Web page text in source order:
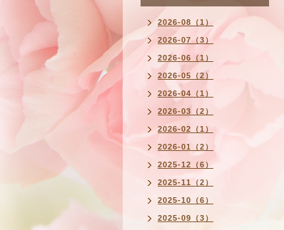
2026-08（1）
2026-07（3）
2026-06（1）
2026-05（2）
2026-04（1）
2026-03（2）
2026-02（1）
2026-01（2）
2025-12（6）
2025-11（2）
2025-10（6）
2025-09（3）